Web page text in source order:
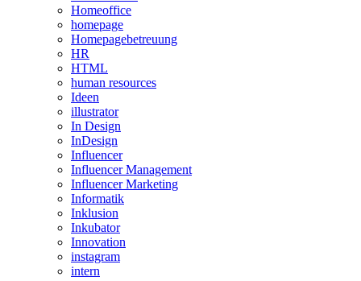
Homeoffice
homepage
Homepagebetreuung
HR
HTML
human resources
Ideen
illustrator
In Design
InDesign
Influencer
Influencer Management
Influencer Marketing
Informatik
Inklusion
Inkubator
Innovation
instagram
intern